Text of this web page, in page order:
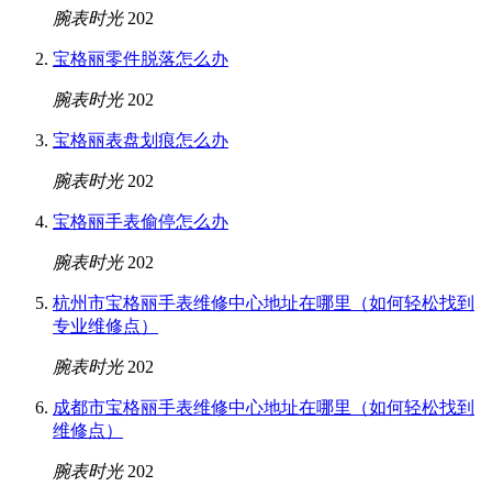
腕表时光 202
宝格丽零件脱落怎么办
腕表时光 202
宝格丽表盘划痕怎么办
腕表时光 202
宝格丽手表偷停怎么办
腕表时光 202
杭州市宝格丽手表维修中心地址在哪里（如何轻松找到
专业维修点）
腕表时光 202
成都市宝格丽手表维修中心地址在哪里（如何轻松找到
维修点）
腕表时光 202